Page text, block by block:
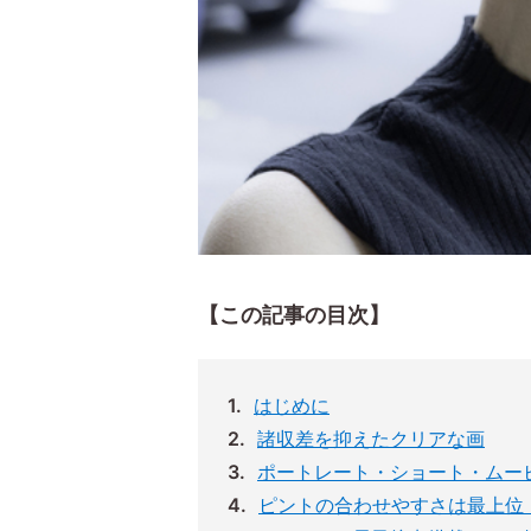
【この記事の目次】
はじめに
諸収差を抑えたクリアな画
ポートレート・ショート・ムー
ピントの合わせやすさは最上位